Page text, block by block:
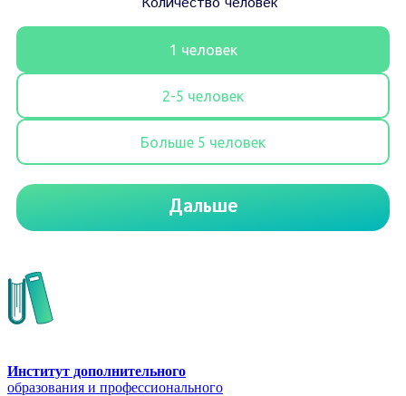
Институт дополнительного
образования и профессионального